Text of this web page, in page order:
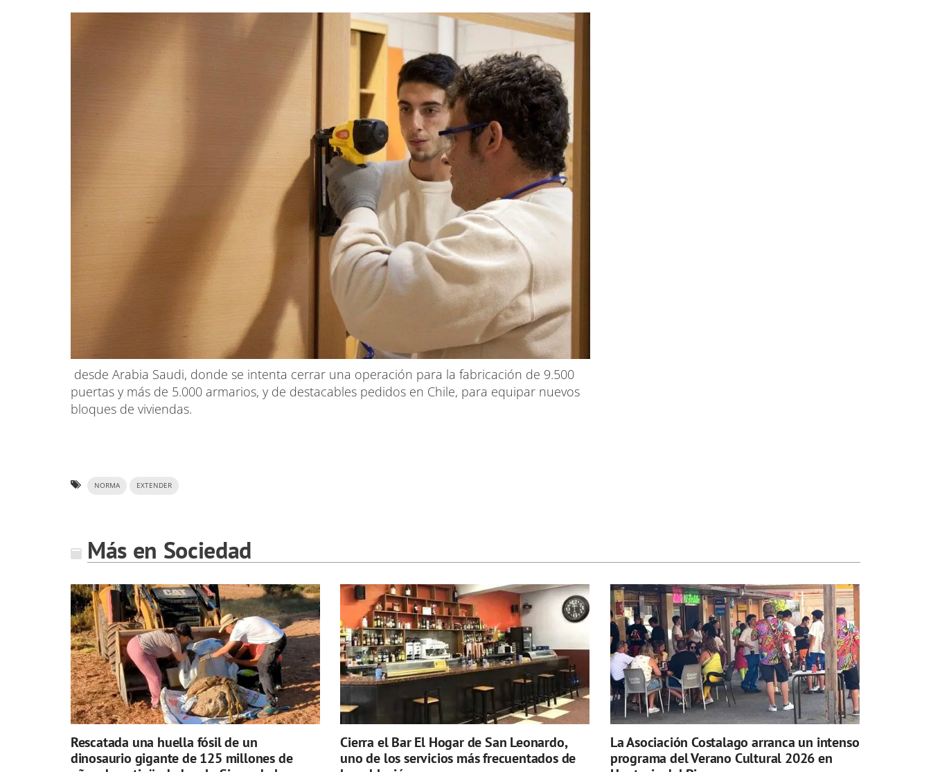
desde Arabia Saudi, donde se intenta cerrar una operación para la fabricación de 9.500
puertas y más de 5.000 armarios, y de destacables pedidos en Chile, para equipar nuevos
bloques de viviendas.
NORMA EXTENDER
Más en Sociedad
Rescatada una huella fósil de un
dinosaurio gigante de 125 millones de
Cierra el Bar El Hogar de San Leonardo,
uno de los servicios más frecuentados de
La Asociación Costalago arranca un intenso
programa del Verano Cultural 2026 en